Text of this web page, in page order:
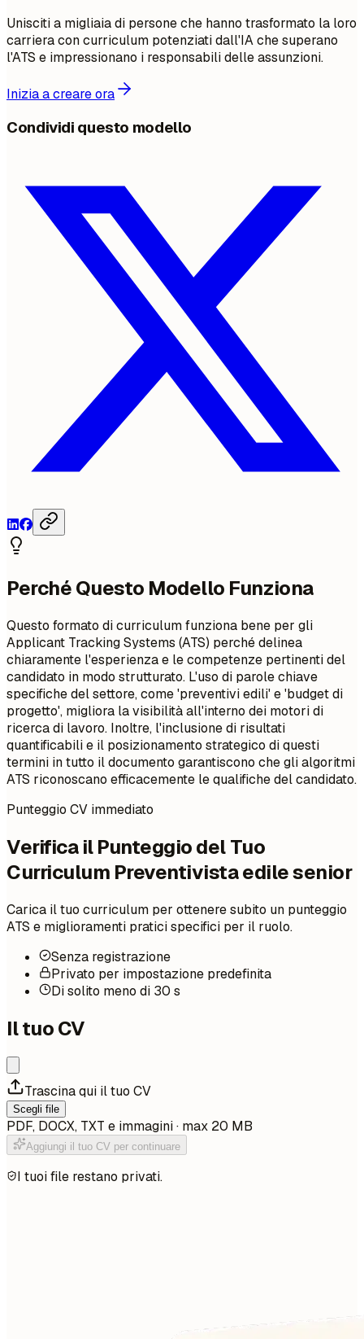
Unisciti a migliaia di persone che hanno trasformato la loro
carriera con curriculum potenziati dall'IA che superano
l'ATS e impressionano i responsabili delle assunzioni.
Inizia a creare ora
Condividi questo modello
Perché Questo Modello Funziona
Questo formato di curriculum funziona bene per gli
Applicant Tracking Systems (ATS) perché delinea
chiaramente l'esperienza e le competenze pertinenti del
candidato in modo strutturato. L'uso di parole chiave
specifiche del settore, come 'preventivi edili' e 'budget di
progetto', migliora la visibilità all'interno dei motori di
ricerca di lavoro. Inoltre, l'inclusione di risultati
quantificabili e il posizionamento strategico di questi
termini in tutto il documento garantiscono che gli algoritmi
ATS riconoscano efficacemente le qualifiche del candidato.
Punteggio CV immediato
Verifica il Punteggio del Tuo
Curriculum Preventivista edile senior
Carica il tuo curriculum per ottenere subito un punteggio
ATS e miglioramenti pratici specifici per il ruolo.
Senza registrazione
Privato per impostazione predefinita
Di solito meno di 30 s
Il tuo CV
Trascina qui il tuo CV
Scegli file
PDF, DOCX, TXT e immagini · max 20 MB
Aggiungi il tuo CV per continuare
I tuoi file restano privati.